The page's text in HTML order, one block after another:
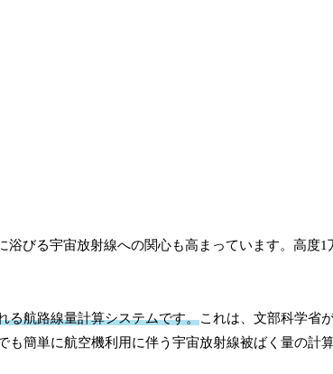
びる宇宙放射線への関心も高まっています。高度
る航路線量計算システムです。これは、文部科学省
簡単に航空機利用に伴う宇宙放射線被ばく量の計